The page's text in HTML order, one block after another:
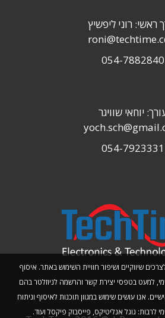
שיווקיים ושיפור חוויית השימוש באתר. איסוף
למעט בטפסי יצירת קשר והרשמה לניוזלטר בהם
אנו עושים שימוש במגוון תוכנות לאיסוף וניתוח
לרבות: גוגל אנליטיקס, פייסבוק פיקסל ועוד.
ראשי: רוני ליפשיץ
054-7882840
יוחאי שוויגר
054-7923331